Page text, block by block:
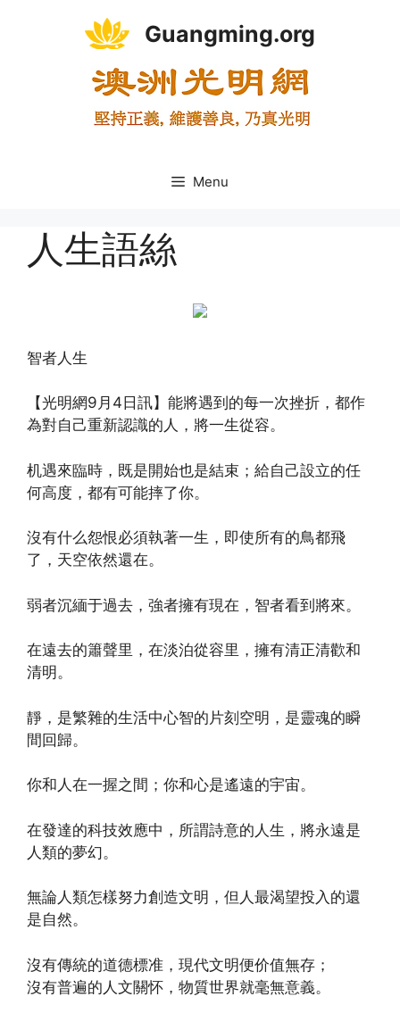
Guangming.org
Menu
人生語絲
智者人生
【光明網9月4日訊】能將遇到的每一次挫折，都作
為對自己重新認識的人，將一生從容。
机遇來臨時，既是開始也是結束；給自己設立的任
何高度，都有可能摔了你。
沒有什么怨恨必須執著一生，即使所有的鳥都飛
了，天空依然還在。
弱者沉緬于過去，強者擁有現在，智者看到將來。
在遠去的簫聲里，在淡泊從容里，擁有清正清歡和
清明。
靜，是繁雜的生活中心智的片刻空明，是靈魂的瞬
間回歸。
你和人在一握之間；你和心是遙遠的宇宙。
在發達的科技效應中，所謂詩意的人生，將永遠是
人類的夢幻。
無論人類怎樣努力創造文明，但人最渴望投入的還
是自然。
沒有傳統的道德標准，現代文明便价值無存；
沒有普遍的人文關怀，物質世界就毫無意義。